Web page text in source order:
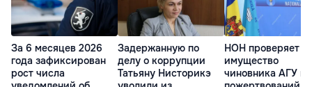
За 6 месяцев 2026
года зафиксирован
рост числа
Задержанную по
делу о коррупции
Татьяну Нисторикэ
НОН проверяет
имущество
чиновника АГУ